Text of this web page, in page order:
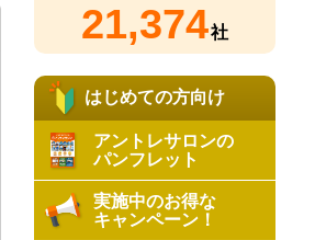
21,374社
はじめての方向け
アントレサロンの
パンフレット
実施中のお得な
キャンペーン！